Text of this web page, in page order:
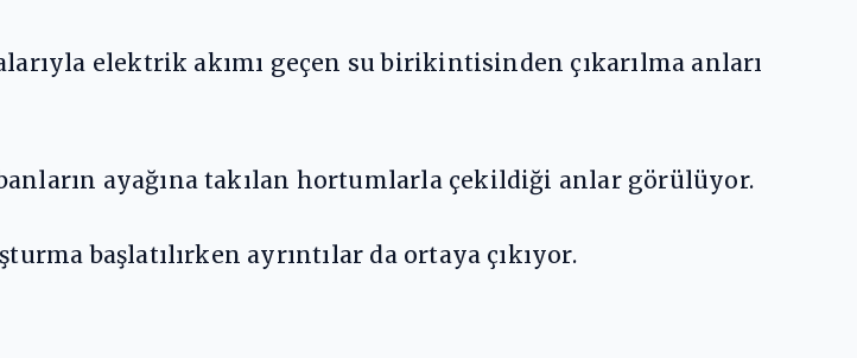
elektrik akımı geçen su birikintisinden çıkarılma anları
ayağına takılan hortumlarla çekildiği anlar görülüyor.
başlatılırken ayrıntılar da ortaya çıkıyor.